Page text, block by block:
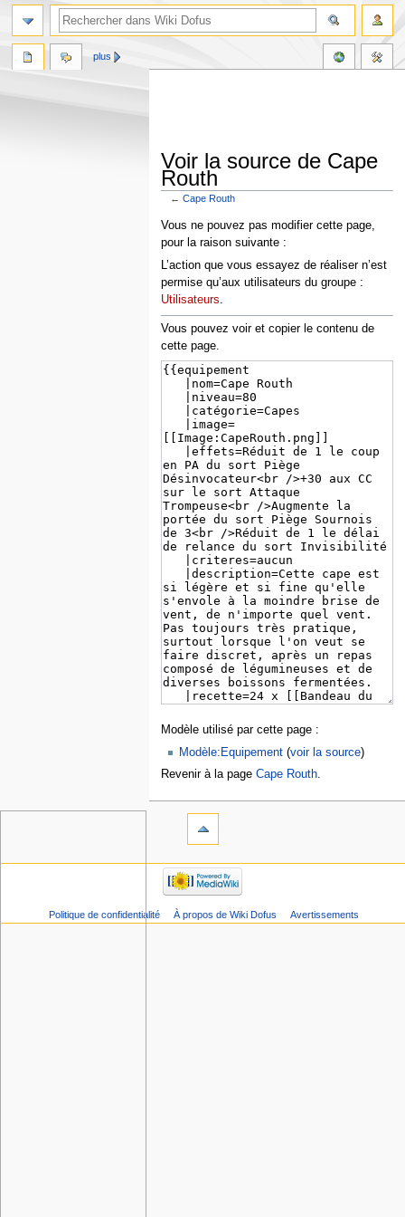
Voir la source de Cape
Routh
←Cape Routh
Aller
à
la
navigation
Aller
à
la
recherche
Vous ne pouvez pas modifier cette page,
pour la raison suivante :
L’action que vous essayez de réaliser n’est
permise qu’aux utilisateurs du groupe :
Utilisateurs.
Vous pouvez voir et copier le contenu de
cette page.
Modèle utilisé par cette page :
Modèle:Equipement (voir la source)
Revenir à la page Cape Routh.
plus
Politique de confidentialité À propos de Wiki Dofus Avertissements